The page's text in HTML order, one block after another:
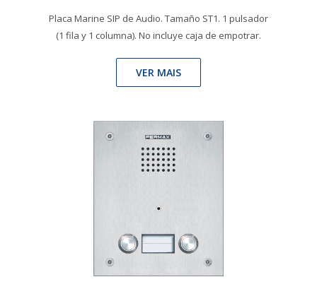
Placa Marine SIP de Audio. Tamaño ST1. 1 pulsador
(1 fila y 1 columna). No incluye caja de empotrar.
VER MAIS